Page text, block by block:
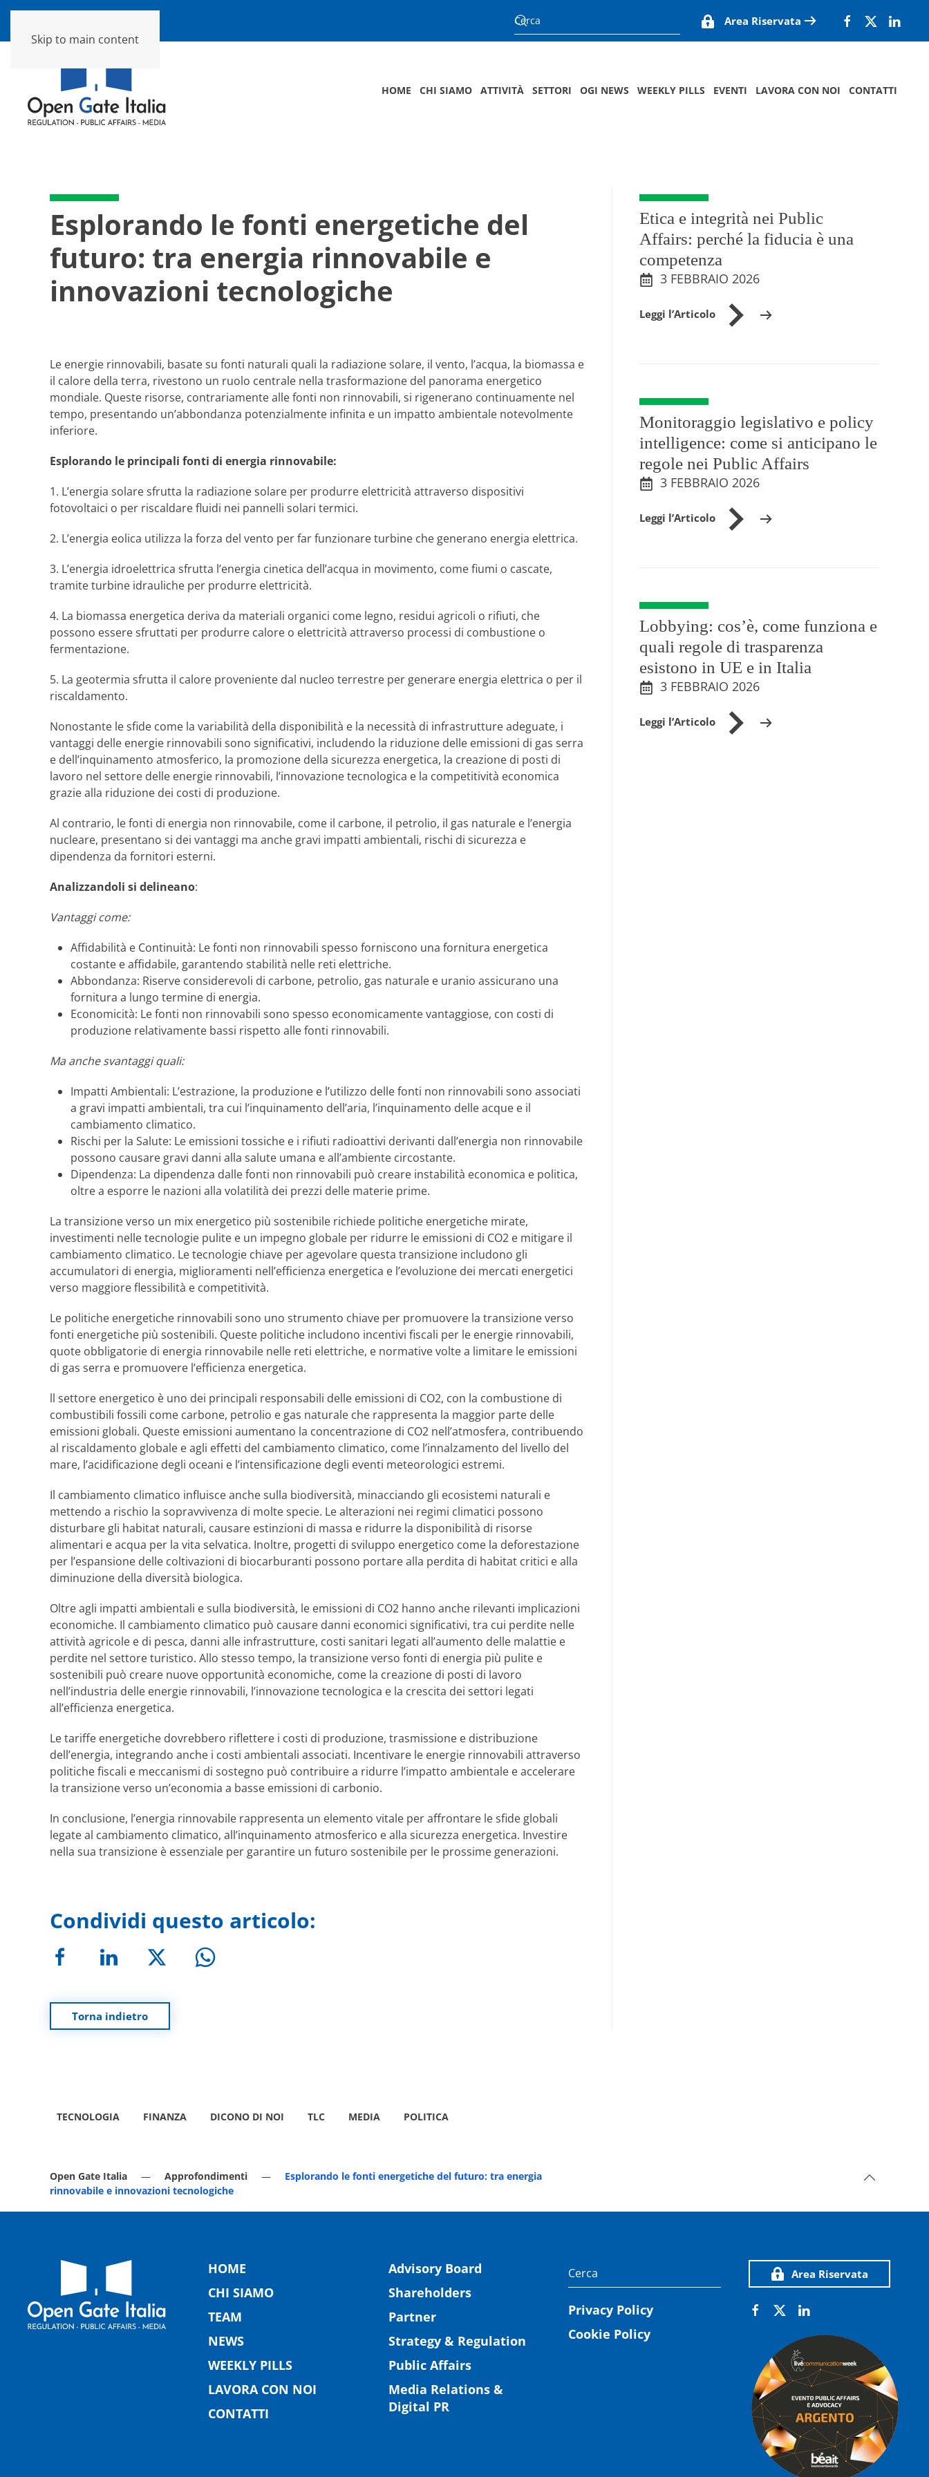
Skip to main content
Area Riservata
HOME CHI SIAMO ATTIVITÀ SETTORI OGI NEWS WEEKLY PILLS EVENTI LAVORA CON NOI CONTATTI
Esplorando le fonti energetiche del
futuro: tra energia rinnovabile e
innovazioni tecnologiche
Le energie rinnovabili, basate su fonti naturali quali la radiazione solare, il vento, l’acqua, la biomassa e
il calore della terra, rivestono un ruolo centrale nella trasformazione del panorama energetico
mondiale. Queste risorse, contrariamente alle fonti non rinnovabili, si rigenerano continuamente nel
tempo, presentando un’abbondanza potenzialmente infinita e un impatto ambientale notevolmente
inferiore.
Esplorando le principali fonti di energia rinnovabile:
1. L’energia solare sfrutta la radiazione solare per produrre elettricità attraverso dispositivi
fotovoltaici o per riscaldare fluidi nei pannelli solari termici.
2. L’energia eolica utilizza la forza del vento per far funzionare turbine che generano energia elettrica.
3. L’energia idroelettrica sfrutta l’energia cinetica dell’acqua in movimento, come fiumi o cascate,
tramite turbine idrauliche per produrre elettricità.
4. La biomassa energetica deriva da materiali organici come legno, residui agricoli o rifiuti, che
possono essere sfruttati per produrre calore o elettricità attraverso processi di combustione o
fermentazione.
5. La geotermia sfrutta il calore proveniente dal nucleo terrestre per generare energia elettrica o per il
riscaldamento.
Nonostante le sfide come la variabilità della disponibilità e la necessità di infrastrutture adeguate, i
vantaggi delle energie rinnovabili sono significativi, includendo la riduzione delle emissioni di gas serra
e dell’inquinamento atmosferico, la promozione della sicurezza energetica, la creazione di posti di
lavoro nel settore delle energie rinnovabili, l’innovazione tecnologica e la competitività economica
grazie alla riduzione dei costi di produzione.
Al contrario, le fonti di energia non rinnovabile, come il carbone, il petrolio, il gas naturale e l’energia
nucleare, presentano si dei vantaggi ma anche gravi impatti ambientali, rischi di sicurezza e
dipendenza da fornitori esterni.
Analizzandoli si delineano:
Vantaggi come:
Affidabilità e Continuità: Le fonti non rinnovabili spesso forniscono una fornitura energetica
costante e affidabile, garantendo stabilità nelle reti elettriche.
Abbondanza: Riserve considerevoli di carbone, petrolio, gas naturale e uranio assicurano una
fornitura a lungo termine di energia.
Economicità: Le fonti non rinnovabili sono spesso economicamente vantaggiose, con costi di
produzione relativamente bassi rispetto alle fonti rinnovabili.
Ma anche svantaggi quali:
Impatti Ambientali: L’estrazione, la produzione e l’utilizzo delle fonti non rinnovabili sono associati
a gravi impatti ambientali, tra cui l’inquinamento dell’aria, l’inquinamento delle acque e il
cambiamento climatico.
Rischi per la Salute: Le emissioni tossiche e i rifiuti radioattivi derivanti dall’energia non rinnovabile
possono causare gravi danni alla salute umana e all’ambiente circostante.
Dipendenza: La dipendenza dalle fonti non rinnovabili può creare instabilità economica e politica,
oltre a esporre le nazioni alla volatilità dei prezzi delle materie prime.
La transizione verso un mix energetico più sostenibile richiede politiche energetiche mirate,
investimenti nelle tecnologie pulite e un impegno globale per ridurre le emissioni di CO2 e mitigare il
cambiamento climatico. Le tecnologie chiave per agevolare questa transizione includono gli
accumulatori di energia, miglioramenti nell’efficienza energetica e l’evoluzione dei mercati energetici
verso maggiore flessibilità e competitività.
Le politiche energetiche rinnovabili sono uno strumento chiave per promuovere la transizione verso
fonti energetiche più sostenibili. Queste politiche includono incentivi fiscali per le energie rinnovabili,
quote obbligatorie di energia rinnovabile nelle reti elettriche, e normative volte a limitare le emissioni
di gas serra e promuovere l’efficienza energetica.
ll settore energetico è uno dei principali responsabili delle emissioni di CO2, con la combustione di
combustibili fossili come carbone, petrolio e gas naturale che rappresenta la maggior parte delle
emissioni globali. Queste emissioni aumentano la concentrazione di CO2 nell’atmosfera, contribuendo
al riscaldamento globale e agli effetti del cambiamento climatico, come l’innalzamento del livello del
mare, l’acidificazione degli oceani e l’intensificazione degli eventi meteorologici estremi.
Il cambiamento climatico influisce anche sulla biodiversità, minacciando gli ecosistemi naturali e
mettendo a rischio la sopravvivenza di molte specie. Le alterazioni nei regimi climatici possono
disturbare gli habitat naturali, causare estinzioni di massa e ridurre la disponibilità di risorse
alimentari e acqua per la vita selvatica. Inoltre, progetti di sviluppo energetico come la deforestazione
per l’espansione delle coltivazioni di biocarburanti possono portare alla perdita di habitat critici e alla
diminuzione della diversità biologica.
Oltre agli impatti ambientali e sulla biodiversità, le emissioni di CO2 hanno anche rilevanti implicazioni
economiche. Il cambiamento climatico può causare danni economici significativi, tra cui perdite nelle
attività agricole e di pesca, danni alle infrastrutture, costi sanitari legati all’aumento delle malattie e
perdite nel settore turistico. Allo stesso tempo, la transizione verso fonti di energia più pulite e
sostenibili può creare nuove opportunità economiche, come la creazione di posti di lavoro
nell’industria delle energie rinnovabili, l’innovazione tecnologica e la crescita dei settori legati
all’efficienza energetica.
Le tariffe energetiche dovrebbero riflettere i costi di produzione, trasmissione e distribuzione
dell’energia, integrando anche i costi ambientali associati. Incentivare le energie rinnovabili attraverso
politiche fiscali e meccanismi di sostegno può contribuire a ridurre l’impatto ambientale e accelerare
la transizione verso un’economia a basse emissioni di carbonio.
In conclusione, l’energia rinnovabile rappresenta un elemento vitale per affrontare le sfide globali
legate al cambiamento climatico, all’inquinamento atmosferico e alla sicurezza energetica. Investire
nella sua transizione è essenziale per garantire un futuro sostenibile per le prossime generazioni.
Condividi questo articolo:
Torna indietro
Etica e integrità nei Public
Affairs: perché la fiducia è una
competenza
3 FEBBRAIO 2026
Leggi l’Articolo
Monitoraggio legislativo e policy
intelligence: come si anticipano le
regole nei Public Affairs
3 FEBBRAIO 2026
Leggi l’Articolo
Lobbying: cos’è, come funziona e
quali regole di trasparenza
esistono in UE e in Italia
3 FEBBRAIO 2026
Leggi l’Articolo
TECNOLOGIA FINANZA DICONO DI NOI TLC MEDIA POLITICA
Open Gate Italia Approfondimenti
Esplorando le fonti energetiche del futuro: tra energia
rinnovabile e innovazioni tecnologiche
HOME
CHI SIAMO
TEAM
NEWS
WEEKLY PILLS
LAVORA CON NOI
CONTATTI
Advisory Board
Shareholders
Partner
Strategy & Regulation
Public Affairs
Media Relations &
Digital PR
Privacy Policy
Cookie Policy
Area Riservata